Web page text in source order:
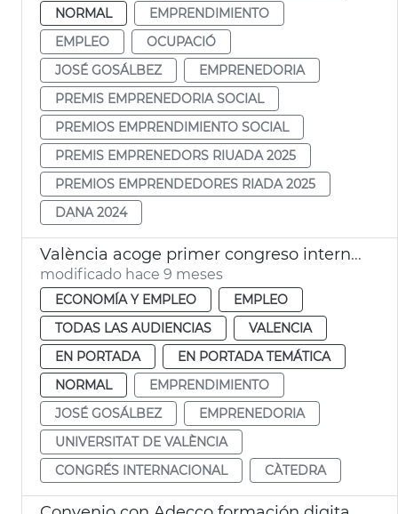
NORMAL
EMPRENDIMIENTO
EMPLEO
OCUPACIÓ
JOSÉ GOSÁLBEZ
EMPRENEDORIA
PREMIS EMPRENEDORIA SOCIAL
PREMIOS EMPRENDIMIENTO SOCIAL
PREMIS EMPRENEDORS RIUADA 2025
PREMIOS EMPRENDEDORES RIADA 2025
DANA 2024
València acoge primer congreso internacional emprendimiento
modificado hace 9 meses
ECONOMÍA Y EMPLEO
EMPLEO
TODAS LAS AUDIENCIAS
VALENCIA
EN PORTADA
EN PORTADA TEMÁTICA
NORMAL
EMPRENDIMIENTO
JOSÉ GOSÁLBEZ
EMPRENEDORIA
UNIVERSITAT DE VALÈNCIA
CONGRÉS INTERNACIONAL
CÀTEDRA